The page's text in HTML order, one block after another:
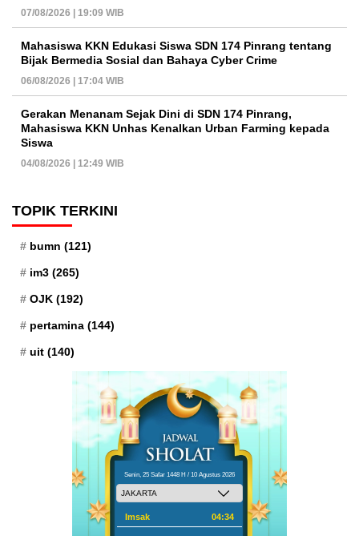
07/08/2026 | 19:09 WIB
Mahasiswa KKN Edukasi Siswa SDN 174 Pinrang tentang
Bijak Bermedia Sosial dan Bahaya Cyber Crime
06/08/2026 | 17:04 WIB
Gerakan Menanam Sejak Dini di SDN 174 Pinrang,
Mahasiswa KKN Unhas Kenalkan Urban Farming kepada
Siswa
04/08/2026 | 12:49 WIB
TOPIK TERKINI
bumn (121)
im3 (265)
OJK (192)
pertamina (144)
uit (140)
Senin, 25 Safar 1448 H / 10 Agustus 2026
Imsak 04:34